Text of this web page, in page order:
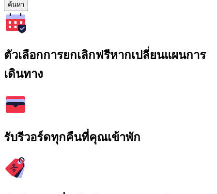
ค้นหา
ตัวเลือกการยกเลิกฟรีหากเปลี่ยนแผนการ
เดินทาง
รับรีวอร์ดทุกคืนที่คุณเข้าพัก